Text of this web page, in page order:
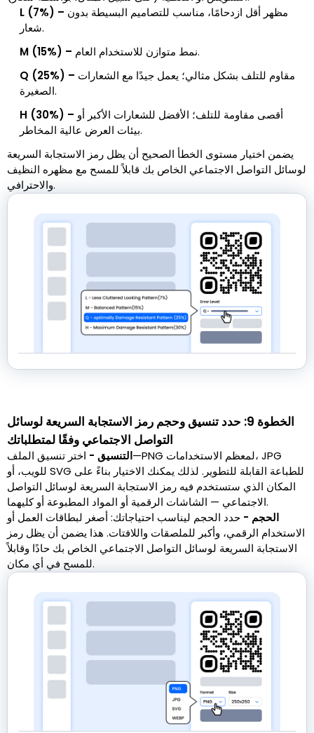
L (7%) – مظهر أقل ازدحامًا، مناسب للتصاميم البسيطة بدون
شعار.
M (15%) –
نمط متوازن للاستخدام العام.
Q (25%) – مقاوم للتلف بشكل مثالي؛ يعمل جيدًا مع الشعارات
الصغيرة.
H (30%) – أقصى مقاومة للتلف؛ الأفضل للشعارات الأكبر أو
بيئات العرض عالية المخاطر.
يضمن اختيار مستوى الخطأ الصحيح أن يظل رمز الاستجابة السريعة
لوسائل التواصل الاجتماعي الخاص بك قابلاً للمسح مع مظهره النظيف
والاحترافي.
الخطوة 9: حدد تنسيق وحجم رمز الاستجابة السريعة لوسائل
التواصل الاجتماعي وفقًا لمتطلباتك
التنسيق - اختر تنسيق الملف—PNG لمعظم الاستخدامات، JPG
للويب، أو SVG للطباعة القابلة للتطوير. لذلك يمكنك الاختيار بناءً على
المكان الذي ستستخدم فيه رمز الاستجابة السريعة لوسائل التواصل
الاجتماعي — الشاشات الرقمية أو المواد المطبوعة أو كليهما.
الحجم - حدد الحجم ليناسب احتياجاتك: أصغر لبطاقات العمل أو
الاستخدام الرقمي، وأكبر للملصقات واللافتات. هذا يضمن أن يظل رمز
الاستجابة السريعة لوسائل التواصل الاجتماعي الخاص بك حادًا وقابلاً
للمسح في أي مكان.